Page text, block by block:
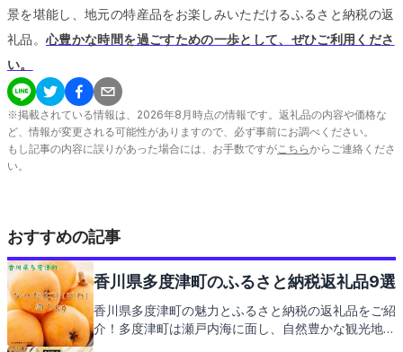
景を堪能し、地元の特産品をお楽しみいただけるふるさと納税の返
礼品。心豊かな時間を過ごすための一歩として、ぜひご利用くださ
い。
※掲載されている情報は、 2026年8 月時点の情報です。返礼品の内容や価格な
ど、情報が変更される可能性がありますので、必ず事前にお調べください。
もし記事の内容に誤りがあった場合には、お手数ですがこちらからご連絡くださ
い。
おすすめの記事
香川県多度津町のふるさと納税返礼品9選
香川県多度津町の魅力とふるさと納税の返礼品をご紹
介！多度津町は瀬戸内海に面し、自然豊かな観光地と